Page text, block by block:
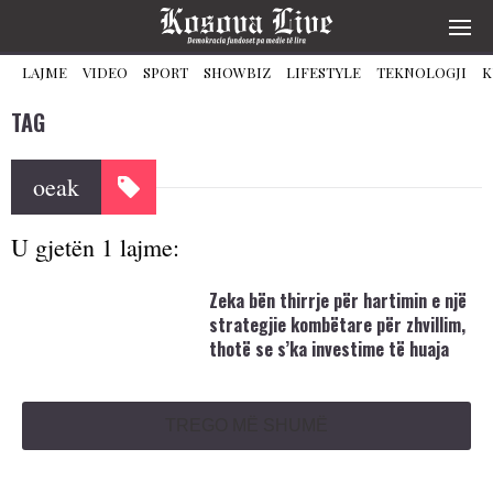
LAJME VIDEO SPORT SHOWBIZ LIFESTYLE TEKNOLOGJI
TAG
oeak
U gjetën 1 lajme:
Zeka bën thirrje për hartimin e një
strategjie kombëtare për zhvillim,
thotë se s’ka investime të huaja